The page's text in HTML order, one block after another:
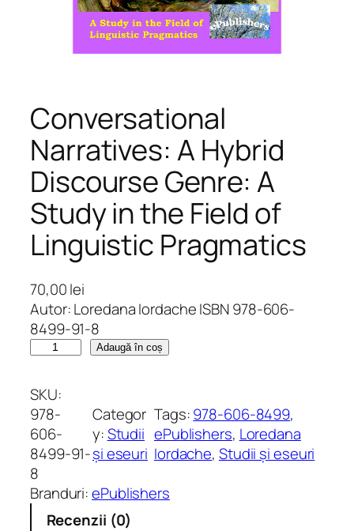
Conversational
Narratives: A Hybrid
Discourse Genre: A
Study in the Field of
Linguistic Pragmatics
70,00lei
Autor: Loredana Iordache ISBN 978-606-
8499-91-8
n
t
i
t
a
t
e
Adaugă în coș
SKU:
978-
606-
8499-91-
8
Categor
y:Studii
și eseuri
Tags:978-606-8499
ePublishers, Loredana
Iordache, Studii și eseuri
Branduri:ePublishers
Recenzii (0)